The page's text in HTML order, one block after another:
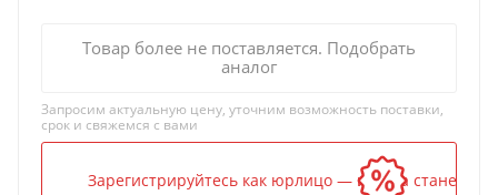
Товар более не поставляется. Подобрать
аналог
Запросим актуальную цену, уточним возможность поставки,
срок и свяжемся с вами
Зарегистрируйтесь как юрлицо — и цена станет